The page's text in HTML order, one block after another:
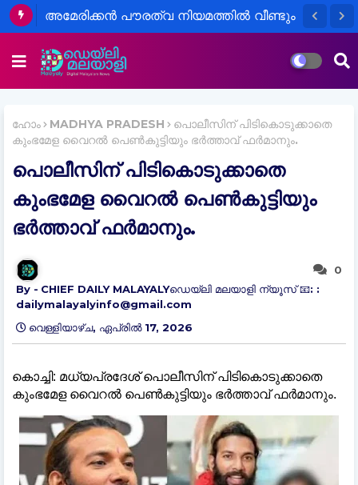
അമേരിക്കൻ പൗരത്വ നിയമത്തിൽ വീണ്ടും
ഹോം MADHYA PRADESH
പൊലീസിന് പിടികൊടുക്കാതെ
കുംഭമേള വൈറൽ പെൺകുട്ടിയും ഭർത്താവ് ഫർമാനും.
പൊലീസിന് പിടികൊടുക്കാതെ
കുംഭമേള വൈറൽ പെൺകുട്ടിയും
ഭർത്താവ് ഫർമാനും.
0
CHIEF DAILY MALAYALYഡെയ്‌ലി മലയാളി ന്യൂസ് 📧: :
dailymalayalyinfo@gmail.com
വെള്ളിയാഴ്‌ച, ഏപ്രിൽ 17, 2026
കൊച്ചി: മധ്യപ്രദേശ് പൊലീസിന് പിടികൊടുക്കാതെ
കുംഭമേള വൈറൽ പെൺകുട്ടിയും ഭർത്താവ് ഫർമാനും.